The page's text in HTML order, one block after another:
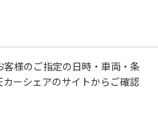
様のご指定の日時・車両・条
ーシェアのサイトからご確認